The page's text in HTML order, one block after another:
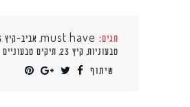
תגים: must have
, אביב-קיץ 23
טבעוניות, קיץ 23 , תיקים טבעוניים
שיתוף